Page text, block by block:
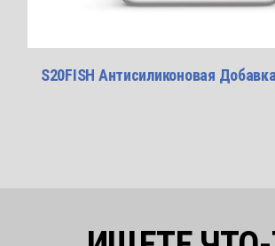
S20FISH Антисиликоновая